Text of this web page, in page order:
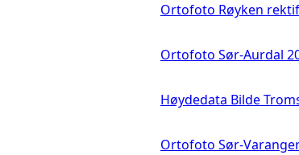
Ortofoto Røyken
Ortofoto Sør-Aurdal
Høydedata Bilde
Ortofoto Sør-